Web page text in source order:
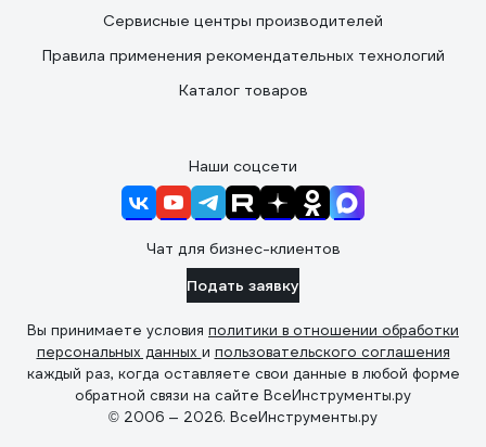
Сервисные центры производителей
Правила применения рекомендательных технологий
Каталог товаров
Наши соцсети
Чат для бизнес-клиентов
Подать заявку
Вы принимаете условия политики в отношении обработки
персональных данных и пользовательского соглашения
каждый раз, когда оставляете свои данные в любой форме
обратной связи на сайте ВсеИнструменты.ру
© 2006 — 2026. ВсеИнструменты.ру